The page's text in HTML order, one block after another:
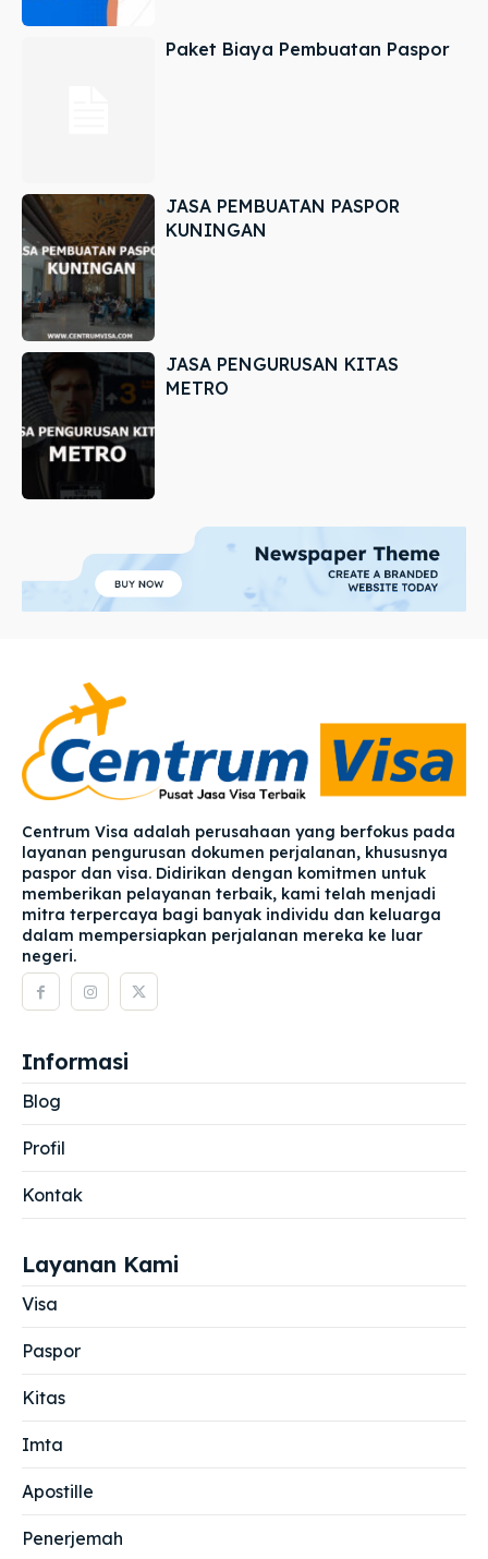
Paket Biaya Pembuatan Paspor
JASA PEMBUATAN PASPOR
KUNINGAN
JASA PENGURUSAN KITAS
METRO
Centrum Visa adalah perusahaan yang berfokus pada
layanan pengurusan dokumen perjalanan, khususnya
paspor dan visa. Didirikan dengan komitmen untuk
memberikan pelayanan terbaik, kami telah menjadi
mitra terpercaya bagi banyak individu dan keluarga
dalam mempersiapkan perjalanan mereka ke luar
negeri.
Informasi
Blog
Profil
Kontak
Layanan Kami
Visa
Paspor
Kitas
Imta
Apostille
Penerjemah